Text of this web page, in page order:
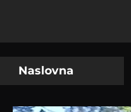
Naslovna